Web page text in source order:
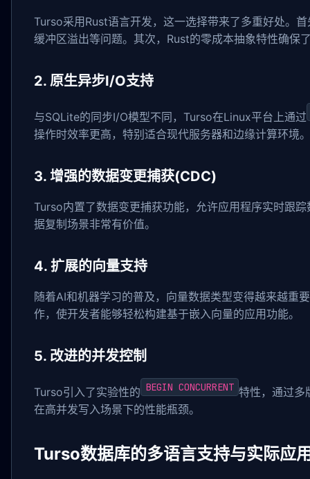
Turso采用Rust语言开发，这一选择带来了多重好处。
缓冲区溢出等问题。其次，Rust的零成本抽象特性确保
2. 原生异步I/O支持
与SQLite的同步I/O模型不同，Turso在Linux平台上通过
操作时效率更高，特别适合现代服务器和边缘计算环境。
3. 增强的数据变更捕获(CDC)
Turso内置了数据变更捕获功能，允许应用程序实时跟
据复制场景非常有价值。
4. 扩展的向量支持
随着AI和机器学习的普及，向量数据类型变得越来越重
作，使开发者能够轻松构建基于嵌入向量的应用功能。
5. 改进的并发控制
Turso引入了实验性的 BEGIN CONCURRENT 特性，通过多
在高并发写入场景下的性能瓶颈。
Turso数据库的多语言支持与实际应